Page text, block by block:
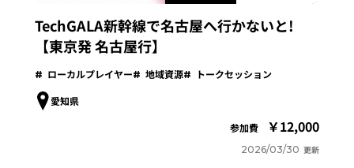
TechGALA新幹線で名古屋へ行かないと!
【東京発 名古屋行】
ローカルプレイヤー 地域資源 トークセッション
愛知県
参加費
12,000
2026/03/30 更新